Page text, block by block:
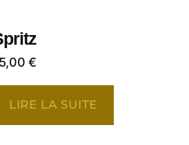
€
LIRE LA SUITE